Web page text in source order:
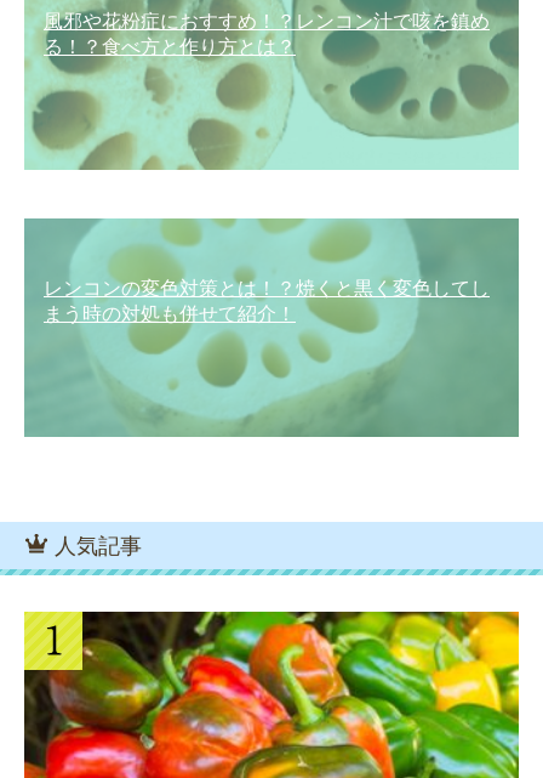
風邪や花粉症におすすめ！？レンコン汁で咳を鎮め
る！？食べ方と作り方とは？
レンコンの変色対策とは！？焼くと黒く変色してし
まう時の対処も併せて紹介！
人気記事